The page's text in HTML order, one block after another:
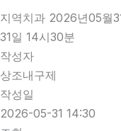
지역치과 2026년05월
31일 14시30분
작성자
상조내구제
작성일
2026-05-31 14:30